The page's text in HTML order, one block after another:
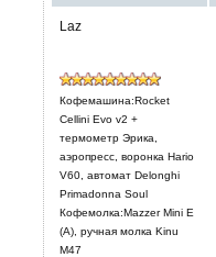
Laz
Кофемашина:Rocket
Cellini Evo v2 +
термометр Эрика,
аэропресс, воронка Hario
V60, автомат Delonghi
Primadonna Soul
Кофемолка:Mazzer Mini E
(A), ручная молка Kinu
M47